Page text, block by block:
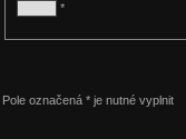
*
Pole označená * je nutné vyplnit